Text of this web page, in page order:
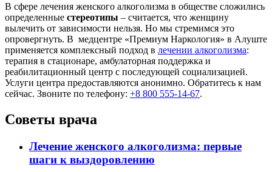
В сфере лечения женского алкоголизма в обществе сложились
определенные стереотипы – считается, что женщину
вылечить от зависимости нельзя. Но мы стремимся это
опровергнуть. В медцентре «Премиум Наркология» в Алуште
применяется комплексный подход в лечении алкоголизма:
терапия в стационаре, амбулаторная поддержка и
реабилитационный центр с последующей социализацией.
Услуги центра предоставляются анонимно. Обратитесь к нам
сейчас. Звоните по телефону: +8 800 555-14-67.
Советы врача
Лечение женского алкоголизма: первые
шаги к выздоровлению